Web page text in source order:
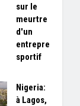
sur le
meurtre
d'un
entrepreneur
sportif
Nigeria:
à Lagos,